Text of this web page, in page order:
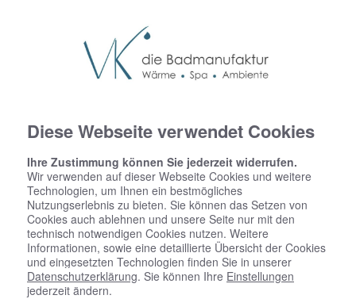
Allgemeine
Geschäftsbedingungen
Diese Webseite verwendet Cookies
Ihre Zustimmung können Sie jederzeit widerrufen.
Wir verwenden auf dieser Webseite Cookies und weitere
Technologien, um Ihnen ein bestmögliches
Nutzungserlebnis zu bieten. Sie können das Setzen von
Cookies auch ablehnen und unsere Seite nur mit den
technisch notwendigen Cookies nutzen. Weitere
Informationen, sowie eine detaillierte Übersicht der Cookies
und eingesetzten Technologien finden Sie in unserer
Datenschutzerklärung. Sie können Ihre Einstellungen
jederzeit ändern.